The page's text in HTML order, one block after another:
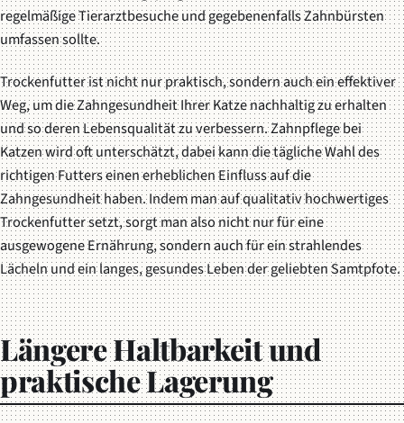
regelmäßige Tierarztbesuche und gegebenenfalls Zahnbürsten
umfassen sollte.
Trockenfutter ist nicht nur praktisch, sondern auch ein effektiver
Weg, um die Zahngesundheit Ihrer Katze nachhaltig zu erhalten
und so deren Lebensqualität zu verbessern. Zahnpflege bei
Katzen wird oft unterschätzt, dabei kann die tägliche Wahl des
richtigen Futters einen erheblichen Einfluss auf die
Zahngesundheit haben. Indem man auf qualitativ hochwertiges
Trockenfutter setzt, sorgt man also nicht nur für eine
ausgewogene Ernährung, sondern auch für ein strahlendes
Lächeln und ein langes, gesundes Leben der geliebten Samtpfote.
Längere Haltbarkeit und
praktische Lagerung